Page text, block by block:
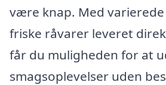
være knap. Med
friske råvarer leveret
får du muligheden for at
smagsoplevelser uden